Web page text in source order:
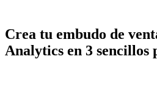
Crea tu embudo de
Analytics en 3 sencillos